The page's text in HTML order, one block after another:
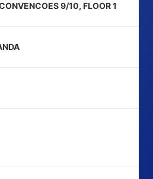
9/10, FLOOR 1